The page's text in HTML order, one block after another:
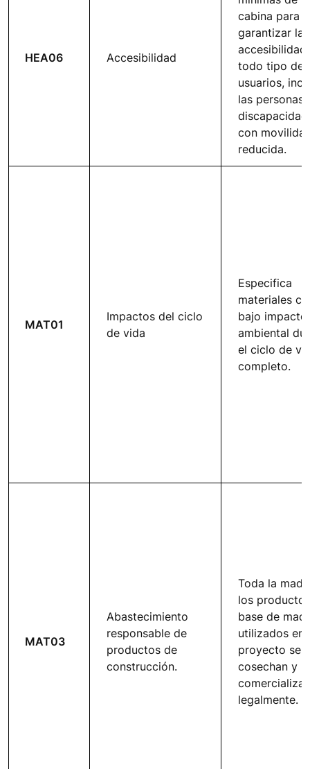
HEA06 Accesibilidad
cabina para
garantizar la
accesibilidad
todo tipo de
usuarios,
las personas
con
reducida.
MAT01
Impactos del ciclo
de vida
Especifica
materiales
bajo impacto
ambiental
el ciclo de
completo.
MAT03
Abastecimiento
responsable de
productos de
construcción.
Toda la
los
base de
utilizados en
proyecto se
cosechan y
comercializan
legalmente.